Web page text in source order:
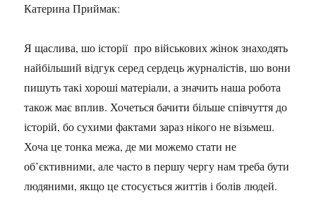
Катерина Приймак:
Я щаслива, шо історії про військових жінок знаходять
найбільший відгук серед сердець журналістів, шо вони
пишуть такі хороші матеріали, а значить наша робота
також має вплив. Хочеться бачити більше співчуття до
історій, бо сухими фактами зараз нікого не візьмеш.
Хоча це тонка межа, де ми можемо стати не
об’єктивними, але часто в першу чергу нам треба бути
людяними, якщо це стосується життів і болів людей.